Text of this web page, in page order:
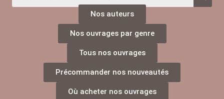
Nos auteurs
Nos ouvrages par genre
Tous nos ouvrages
Précommander nos nouveautés
Où acheter nos ouvrages